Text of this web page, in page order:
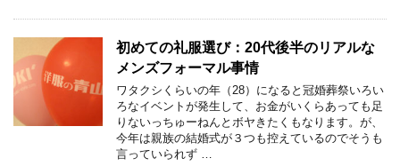
初めての礼服選び：20代後半のリアルな
メンズフォーマル事情
ワタクシくらいの年（28）になると冠婚葬祭いろい
ろなイベントが発生して、お金がいくらあっても足
りないっちゅーねんとボヤきたくもなります。が、
今年は親族の結婚式が３つも控えているのでそうも
言っていられず …